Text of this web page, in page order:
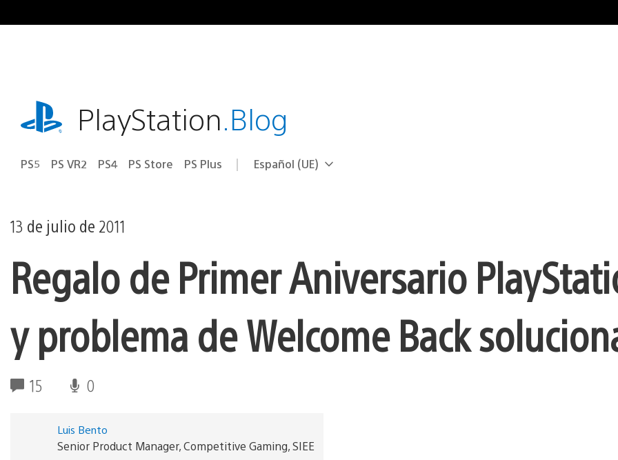
al
playstation.comPlayStation.Blog
PS5 PS VR2 PS4 PS Store PS Plus Selecciona
Región
Español (UE)
13 de julio de 2011
Regalo de Primer Aniversario
y problema de Welcome Back
15 0
Luis Bento
Senior Product Manager, Competitive Gaming, SIEE